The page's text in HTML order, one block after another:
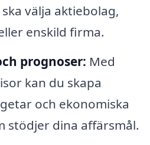
välja aktiebolag,
enskild firma.
prognoser: Med
kan du skapa
och ekonomiska
stödjer dina affärsmål.